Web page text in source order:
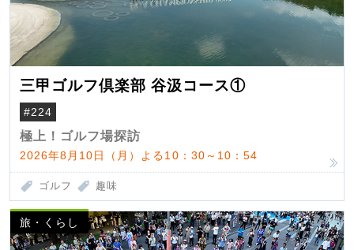
三甲ゴルフ倶楽部 谷汲コース①
#224
極上！ゴルフ場探訪
2026年8月10日（月）よる10：30～10：54
ゴルフ 趣味
旅・くらし